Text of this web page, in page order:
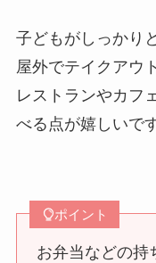
子どもがしっかり
屋外でテイクアウ
レストランやカフ
べる点が嬉しいで
ポイント
お弁当などの